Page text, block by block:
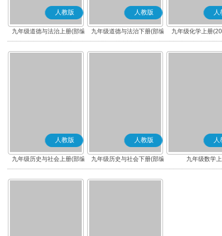
人教版
九年级道德与法治上册(部编
版)
人教版
九年级道德与法治下册(部编
版)
人
九年级化学上册
人教版
九年级历史与社会上册(部编
版)
人教版
九年级历史与社会下册(部编
版)
人
九年级数学